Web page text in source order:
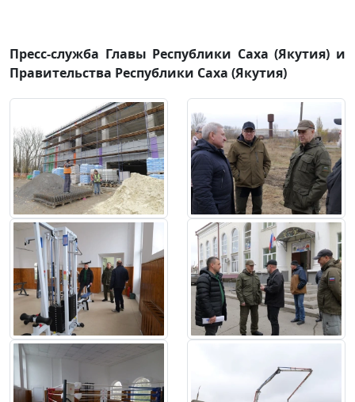
Пресс-служба Главы Республики Саха (Якутия) и
Правительства Республики Саха (Якутия)